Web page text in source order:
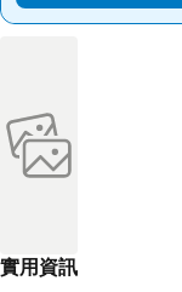
實用資訊